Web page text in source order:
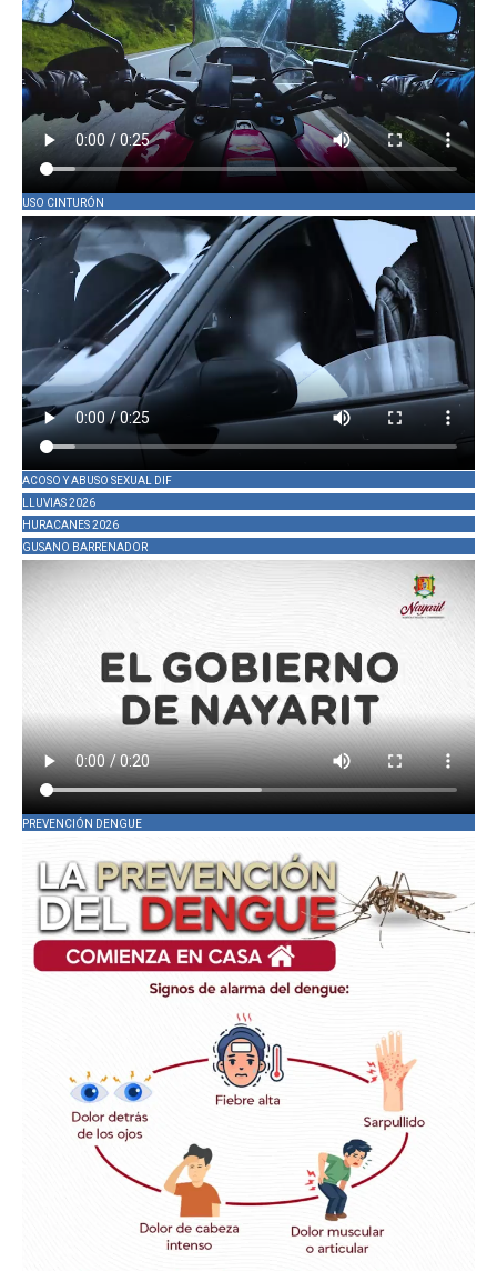
USO CINTURÓN
ACOSO Y ABUSO SEXUAL DIF
LLUVIAS 2026
HURACANES 2026
GUSANO BARRENADOR
PREVENCIÓN DENGUE